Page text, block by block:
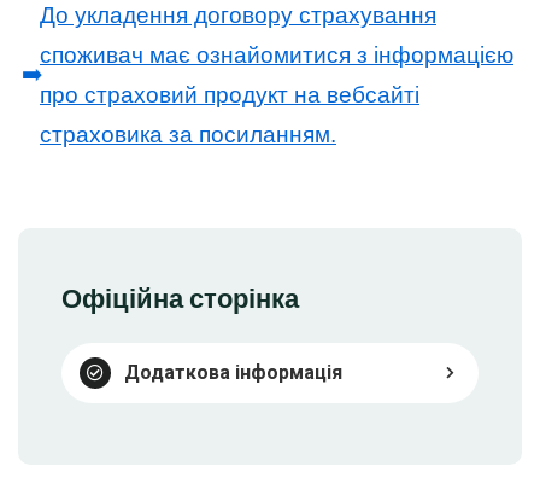
➡️
До укладення договору страхування
споживач має ознайомитися з інформацією
про страховий продукт на вебсайті
страховика за посиланням.
Офіційна сторінка
Додаткова інформація